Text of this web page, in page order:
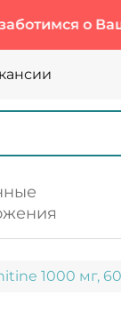
о Вашем
1000 мг,